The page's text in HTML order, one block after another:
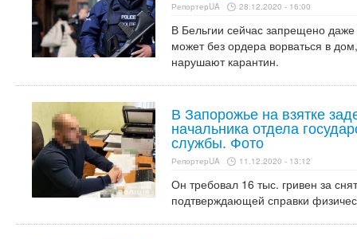
РепортерUA 28.12.2020 - 16:00
В Бельгии сейчас запрещено даже
может без ордера ворваться в
нарушают карантин.
В Запорожье на взятке
начальника отдела
службы. Фото
РепортерUA 11.12.2020 - 13:12
Он требовал 16 тыс. гривен за
подтверждающей справки